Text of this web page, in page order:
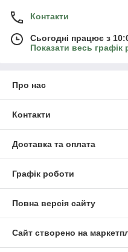
Контакти
Сьогодні працює з
Показати весь графік
Про нас
Контакти
Доставка та оплата
Графік роботи
Повна версія сайту
Сайт створено на